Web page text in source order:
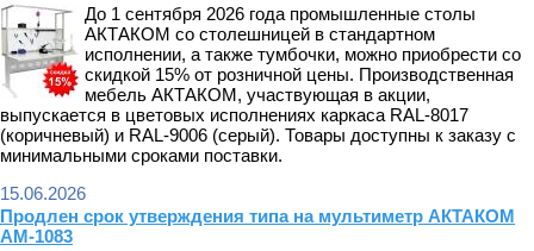
До 1 сентября 2026 года промышленные столы
АКТАКОМ со столешницей в стандартном
исполнении, а также тумбочки, можно приобрести со
скидкой 15% от розничной цены. Производственная
мебель АКТАКОМ, участвующая в акции,
выпускается в цветовых исполнениях каркаса RAL-8017
(коричневый) и RAL-9006 (серый). Товары доступны к заказу с
минимальными сроками поставки.
15.06.2026
Продлен срок утверждения типа на мультиметр АКТАКОМ
АМ-1083